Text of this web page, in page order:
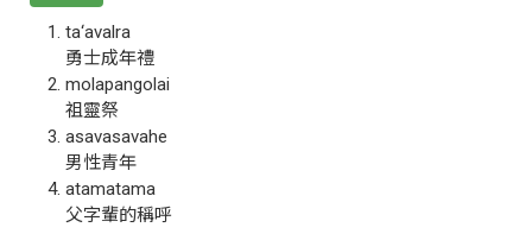
ta‘avalra
勇士成年禮
molapangolai
祖靈祭
asavasavahe
男性青年
atamatama
父字輩的稱呼